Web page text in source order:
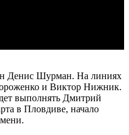
Денис Шурман. На линиях
и Виктор Нижник.
выполнять Дмитрий
в Пловдиве, начало